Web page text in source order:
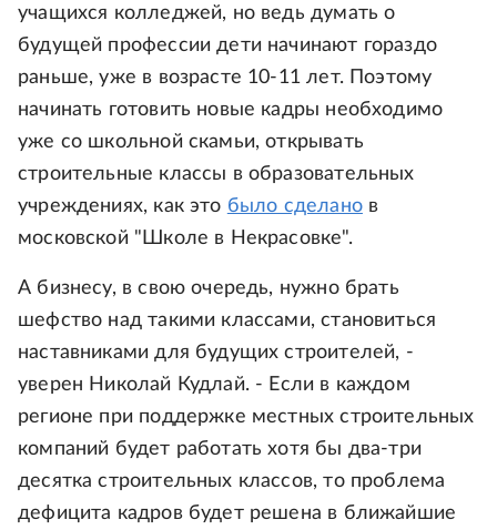
учащихся колледжей, но ведь думать о
будущей профессии дети начинают гораздо
раньше, уже в возрасте 10-11 лет. Поэтому
начинать готовить новые кадры необходимо
уже со школьной скамьи, открывать
строительные классы в образовательных
учреждениях, как это было сделанов
московской "Школе в Некрасовке".
А бизнесу, в свою очередь, нужно брать
шефство над такими классами, становиться
наставниками для будущих строителей, -
уверен Николай Кудлай. - Если в каждом
регионе при поддержке местных строительных
компаний будет работать хотя бы два-три
десятка строительных классов, то проблема
дефицита кадров будет решена в ближайшие